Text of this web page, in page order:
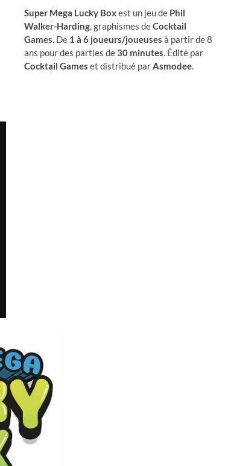
Super Mega Lucky Boxest un jeu de Phil
Walker-Harding, graphismes deCocktail
Games. De 1 à 6 joueurs/joueuses à partir de 8
ans pour des parties de30 minutes. Édité par
Cocktail Games et distribué parAsmodee.